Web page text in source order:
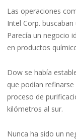
Las operaciones
Intel Corp.
Parecía un negocio
en productos
Dow se había
que podían
proceso de
kilómetros al sur.
Nunca ha sido un